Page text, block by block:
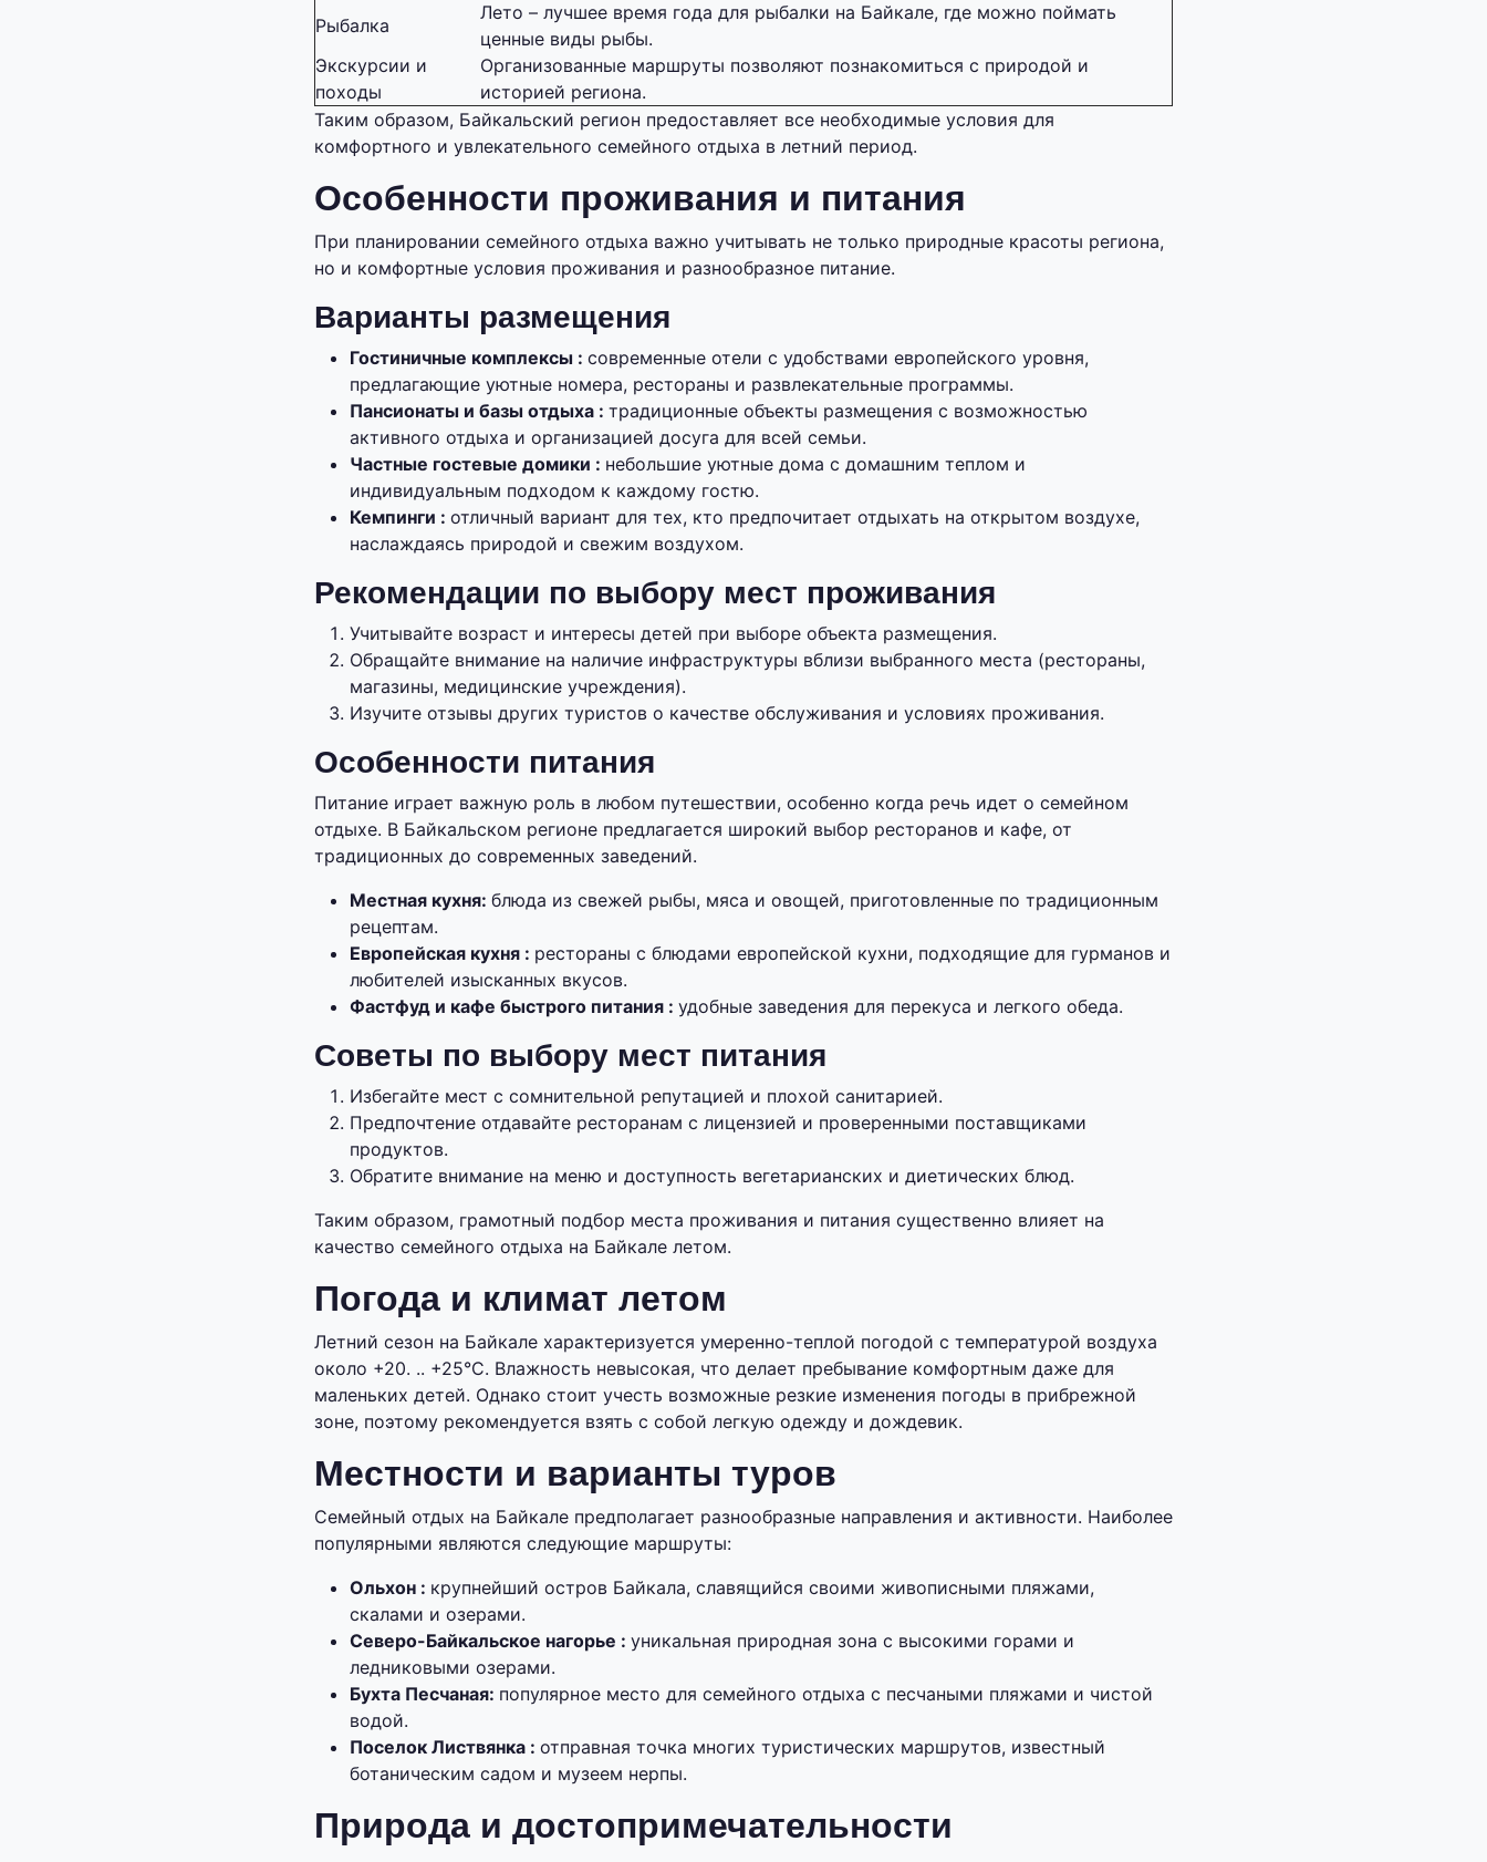
Рыбалка
Лето – лучшее время года для рыбалки на Байкале, где можно поймать
ценные виды рыбы.
Экскурсии и
походы
Организованные маршруты позволяют познакомиться с природой и
историей региона.
Таким образом, Байкальский регион предоставляет все необходимые условия для
комфортного и увлекательного семейного отдыха в летний период.
Особенности проживания и питания
При планировании семейного отдыха важно учитывать не только природные красоты региона,
но и комфортные условия проживания и разнообразное питание.
Варианты размещения
Гостиничные комплексы : современные отели с удобствами европейского уровня,
предлагающие уютные номера, рестораны и развлекательные программы.
Пансионаты и базы отдыха : традиционные объекты размещения с возможностью
активного отдыха и организацией досуга для всей семьи.
Частные гостевые домики : небольшие уютные дома с домашним теплом и
индивидуальным подходом к каждому гостю.
Кемпинги : отличный вариант для тех, кто предпочитает отдыхать на открытом воздухе,
наслаждаясь природой и свежим воздухом.
Рекомендации по выбору мест проживания
Учитывайте возраст и интересы детей при выборе объекта размещения.
Обращайте внимание на наличие инфраструктуры вблизи выбранного места (рестораны,
магазины, медицинские учреждения).
Изучите отзывы других туристов о качестве обслуживания и условиях проживания.
Особенности питания
Питание играет важную роль в любом путешествии, особенно когда речь идет о семейном
отдыхе. В Байкальском регионе предлагается широкий выбор ресторанов и кафе, от
традиционных до современных заведений.
Местная кухня: блюда из свежей рыбы, мяса и овощей, приготовленные по традиционным
рецептам.
Европейская кухня : рестораны с блюдами европейской кухни, подходящие для гурманов и
любителей изысканных вкусов.
Фастфуд и кафе быстрого питания : удобные заведения для перекуса и легкого обеда.
Советы по выбору мест питания
Избегайте мест с сомнительной репутацией и плохой санитарией.
Предпочтение отдавайте ресторанам с лицензией и проверенными поставщиками
продуктов.
Обратите внимание на меню и доступность вегетарианских и диетических блюд.
Таким образом, грамотный подбор места проживания и питания существенно влияет на
качество семейного отдыха на Байкале летом.
Погода и климат летом
Летний сезон на Байкале характеризуется умеренно-теплой погодой с температурой воздуха
около +20. .. +25°C. Влажность невысокая, что делает пребывание комфортным даже для
маленьких детей. Однако стоит учесть возможные резкие изменения погоды в прибрежной
зоне, поэтому рекомендуется взять с собой легкую одежду и дождевик.
Местности и варианты туров
Семейный отдых на Байкале предполагает разнообразные направления и активности. Наиболее
популярными являются следующие маршруты:
Ольхон : крупнейший остров Байкала, славящийся своими живописными пляжами,
скалами и озерами.
Северо-Байкальское нагорье : уникальная природная зона с высокими горами и
ледниковыми озерами.
Бухта Песчаная: популярное место для семейного отдыха с песчаными пляжами и чистой
водой.
Поселок Листвянка : отправная точка многих туристических маршрутов, известный
ботаническим садом и музеем нерпы.
Природа и достопримечательности